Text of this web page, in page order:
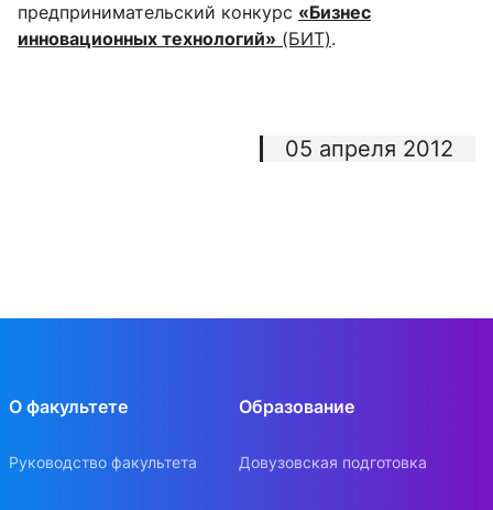
предпринимательский конкурс «Бизнес
инновационных технологий» (БИТ).
05 апреля 2012
О факультете
Руководство факультета
Образование
Довузовская подготовка